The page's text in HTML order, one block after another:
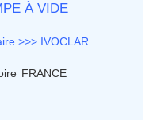
À VIDE
>>> IVOCLAR
FRANCE